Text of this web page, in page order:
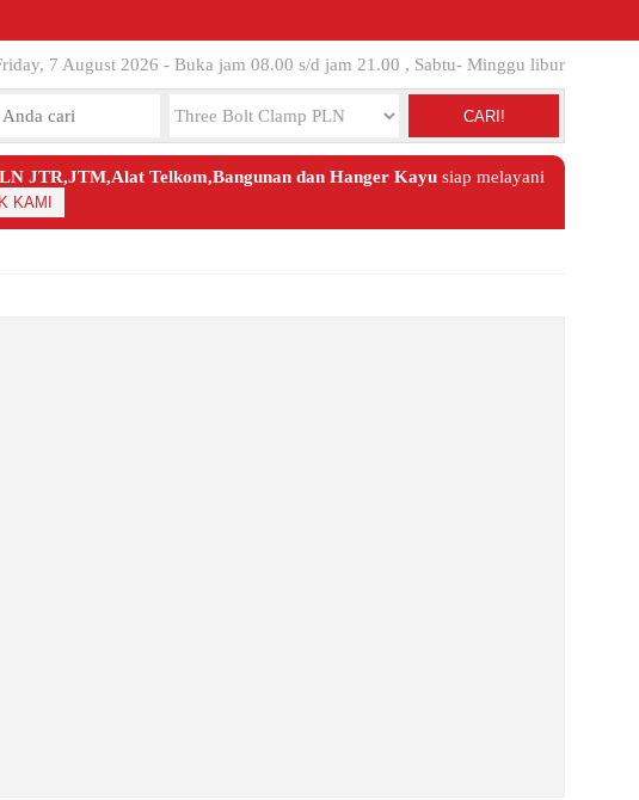
7 August 2026 - Buka jam 08.00 s/d jam 21.00 , Sabtu- Minggu libur
CARI!
JTR,JTM,Alat Telkom,Bangunan dan Hanger Kayusiap melayani
KAMI